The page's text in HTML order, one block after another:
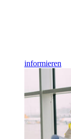
informieren